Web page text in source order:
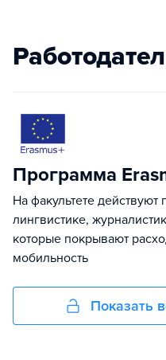
Программа
На факультете
лингвистике,
которые покрывают
мобильность
Показать